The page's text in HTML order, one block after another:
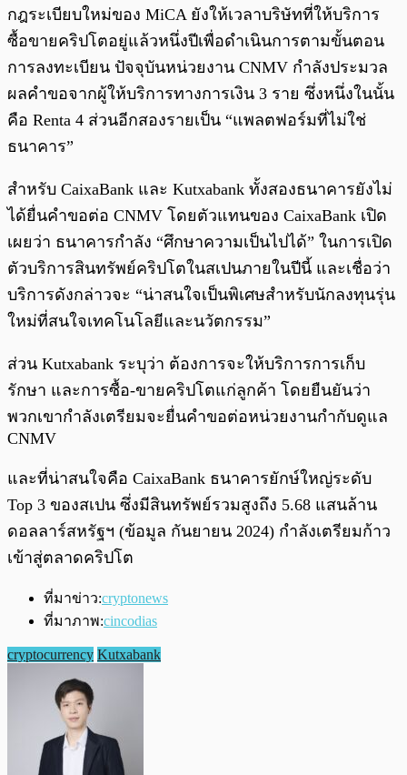
กฎระเบียบใหม่ของ MiCA ยังให้เวลาบริษัทที่ให้บริการ
ซื้อขายคริปโตอยู่แล้วหนึ่งปีเพื่อดำเนินการตามขั้นตอน
การลงทะเบียน ปัจจุบันหน่วยงาน CNMV กำลังประมวล
ผลคำขอจากผู้ให้บริการทางการเงิน 3 ราย ซึ่งหนึ่งในนั้น
คือ Renta 4 ส่วนอีกสองรายเป็น “แพลตฟอร์มที่ไม่ใช่
ธนาคาร”
สำหรับ CaixaBank และ Kutxabank ทั้งสองธนาคารยังไม่
ได้ยื่นคำขอต่อ CNMV โดยตัวแทนของ CaixaBank เปิด
เผยว่า ธนาคารกำลัง “ศึกษาความเป็นไปได้” ในการเปิด
ตัวบริการสินทรัพย์คริปโตในสเปนภายในปีนี้ และเชื่อว่า
บริการดังกล่าวจะ “น่าสนใจเป็นพิเศษสำหรับนักลงทุนรุ่น
ใหม่ที่สนใจเทคโนโลยีและนวัตกรรม”
ส่วน Kutxabank ระบุว่า ต้องการจะให้บริการการเก็บ
รักษา และการซื้อ-ขายคริปโตแก่ลูกค้า โดยยืนยันว่า
พวกเขากำลังเตรียมจะยื่นคำขอต่อหน่วยงานกำกับดูแล
CNMV
และที่น่าสนใจคือ CaixaBank ธนาคารยักษ์ใหญ่ระดับ
Top 3 ของสเปน ซึ่งมีสินทรัพย์รวมสูงถึง 5.68 แสนล้าน
ดอลลาร์สหรัฐฯ (ข้อมูล กันยายน 2024) กำลังเตรียมก้าว
เข้าสู่ตลาดคริปโต
ที่มาข่าว:cryptonews
ที่มาภาพ:cincodias
cryptocurrency Kutxabank